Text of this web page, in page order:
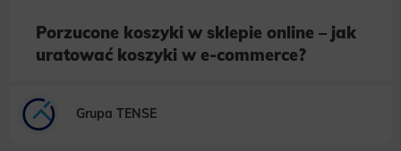
Porzucone koszyki w sklepie online – jak
uratować koszyki w e-commerce?
Grupa TENSE